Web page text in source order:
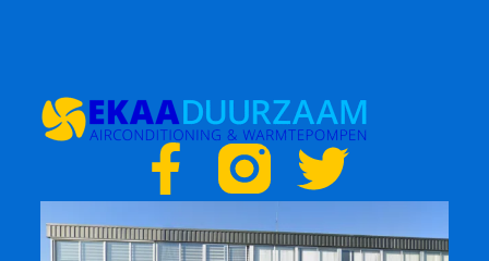
F
a
T
w